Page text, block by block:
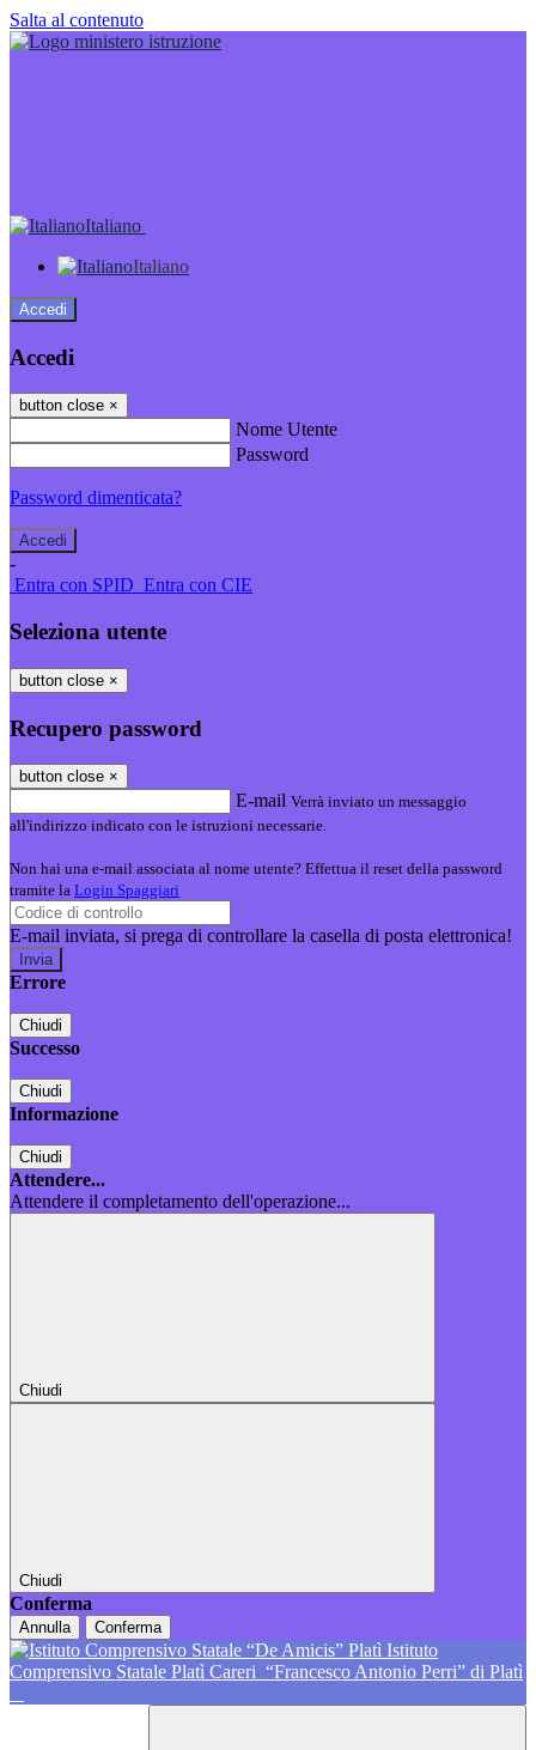
Salta al contenuto
Italiano
Italiano
Accedi
Accedi
button close ×
Nome Utente
Password
Password dimenticata?
-
Entra con SPID Entra con CIE
Seleziona utente
button close ×
Recupero password
button close ×
E-mail Verrà inviato un messaggio
all'indirizzo indicato con le istruzioni necessarie.
Non hai una e-mail associata al nome utente? Effettua il reset della password
tramite la Login Spaggiari
E-mail inviata, si prega di controllare la casella di posta elettronica!
Errore
Chiudi
Successo
Chiudi
Informazione
Chiudi
Attendere...
Attendere il completamento dell'operazione...
Chiudi
Chiudi
Conferma
Annulla Conferma
Istituto
Comprensivo Statale Platì Careri “Francesco Antonio Perri” di Platì